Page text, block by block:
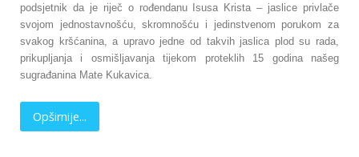
podsjetnik da je riječ o rođendanu Isusa Krista – jaslice privlače
svojom jednostavnošću, skromnošću i jedinstvenom porukom za
svakog kršćanina, a upravo jedne od takvih jaslica plod su rada,
prikupljanja i osmišljavanja tijekom proteklih 15 godina našeg
sugrađanina Mate Kukavica.
Opširnije...